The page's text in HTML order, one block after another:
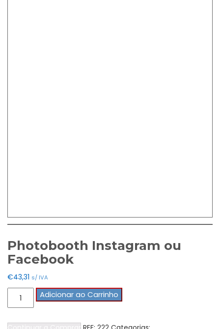
Photobooth Instagram ou
Facebook
€43,31 s/ IVA
Quantidade
de
Adicionar ao Carrinho